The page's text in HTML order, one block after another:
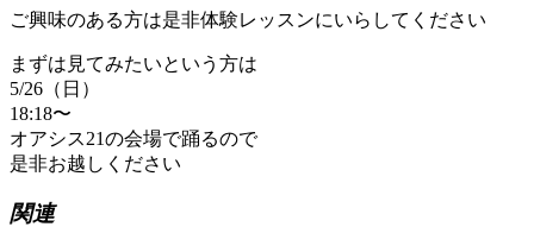
ご興味のある方は是非体験レッスンにいらしてください
まずは見てみたいという方は
5/26（日）
18:18〜
オアシス21の会場で踊るので
是非お越しください
関連